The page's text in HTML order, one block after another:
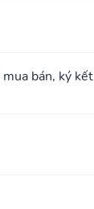
bán, ký kết